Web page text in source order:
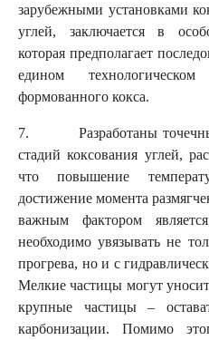
зарубежными установками
углей, заключается в
которая предполагает
едином
формованного кокса.
7. Разработаны
стадий коксования углей,
что повышение
достижение момента
важным фактором
необходимо увязывать не
прогрева, но и с
Мелкие частицы могут
крупные частицы –
карбонизации. Помимо